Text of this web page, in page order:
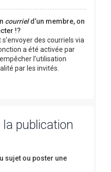
courrield’un membre, on
!?
des courriels via
a été activée par
l’utilisation
par les invités.
la publication
sujet ou poster une